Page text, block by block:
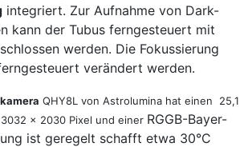
integriert. Zur Aufnahme von Dark-
kann der Tubus ferngesteuert mit
werden. Die Fokussierung
verändert werden.
QHY8L von Astrolumina hat einen 25,1
3032 x 2030 Pixel und einer RGGB-Bayer-
ist geregelt schafft etwa 30°C